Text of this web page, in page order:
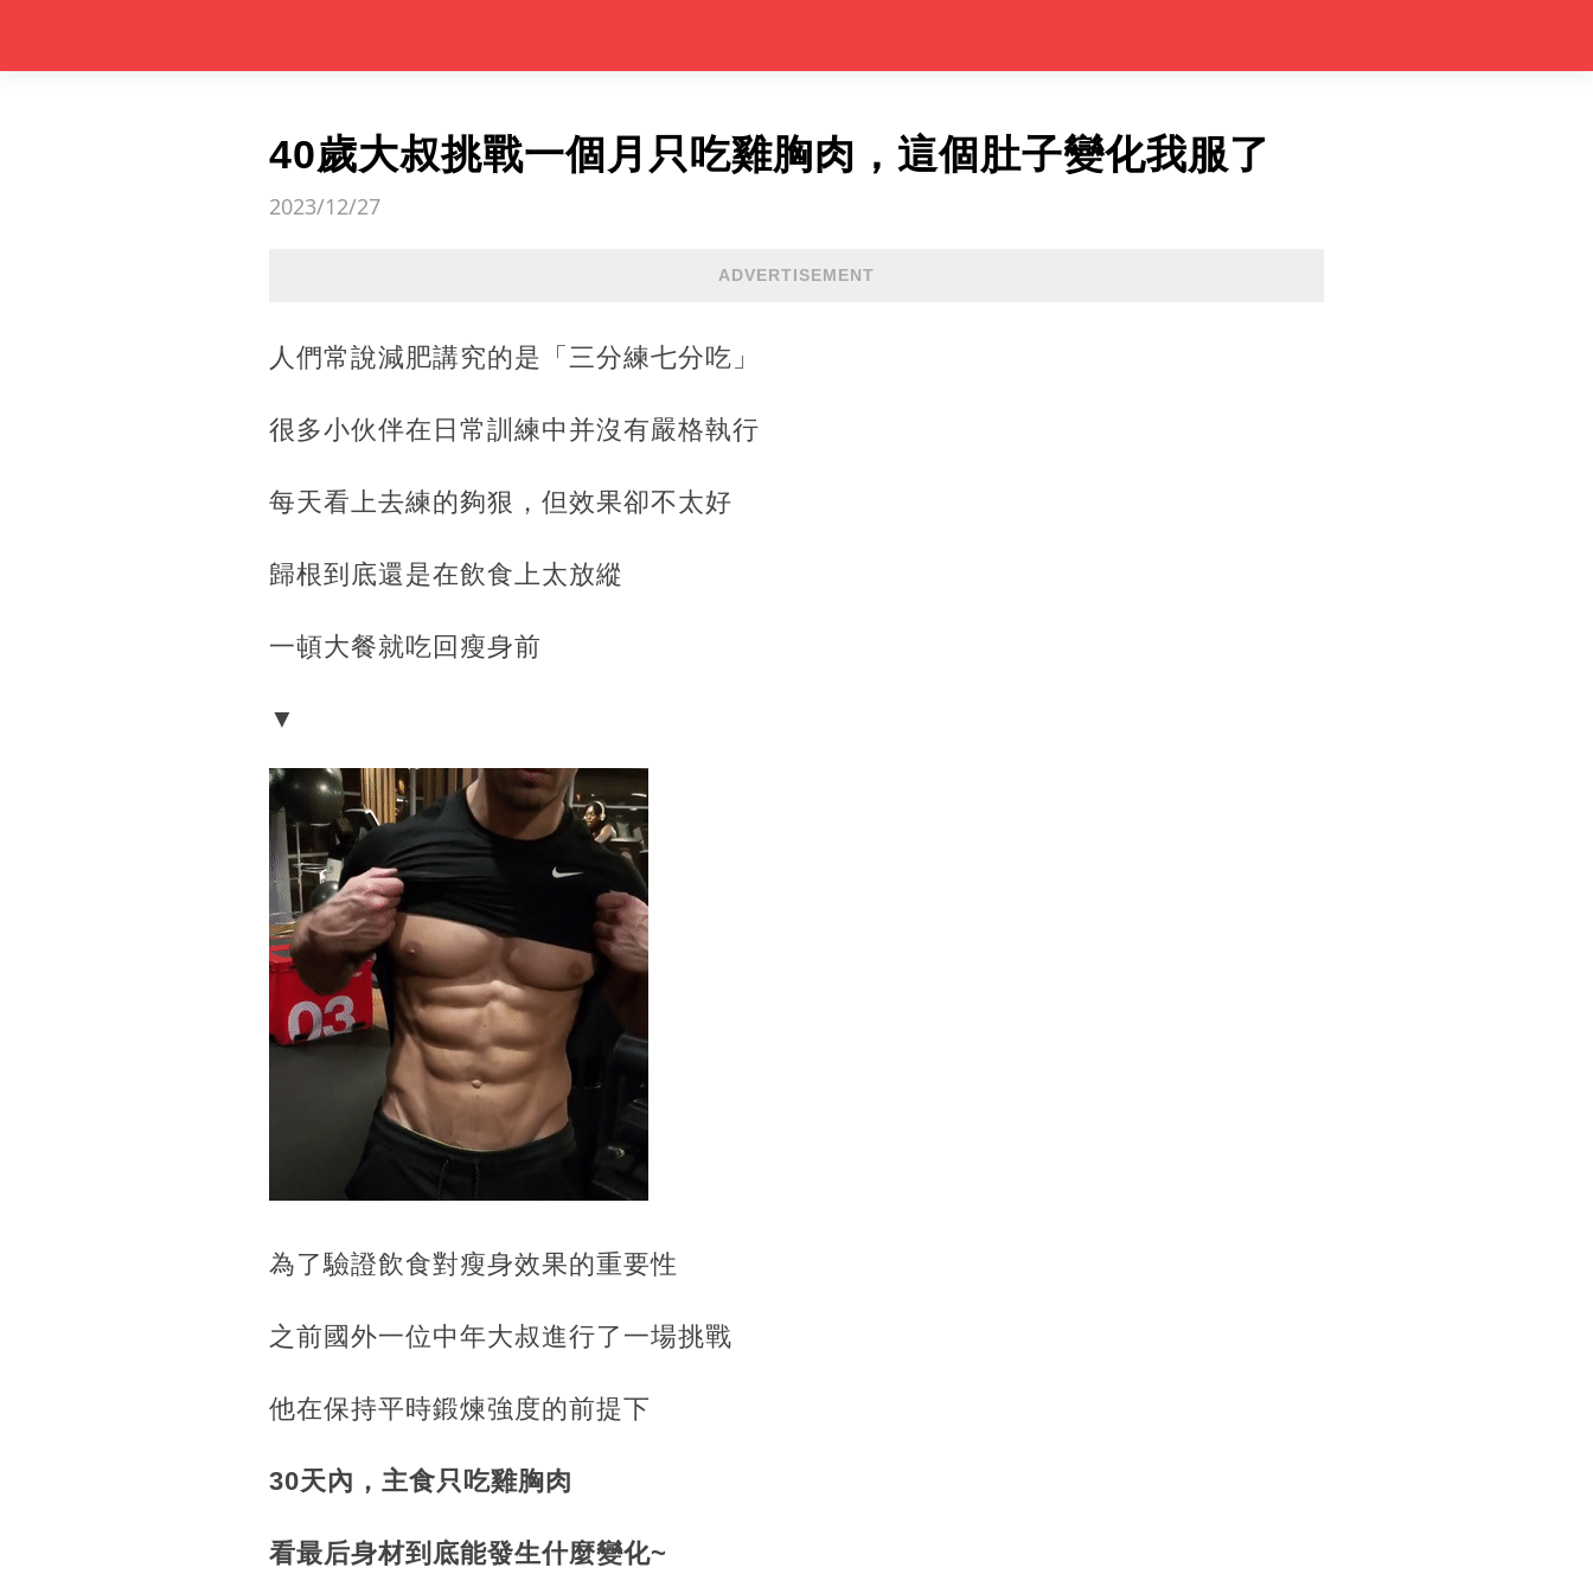
40歲大叔挑戰一個月只吃雞胸肉，這個肚子變化我服了
2023/12/27
ADVERTISEMENT
人們常說減肥講究的是「三分練七分吃」
很多小伙伴在日常訓練中并沒有嚴格執行
每天看上去練的夠狠，但效果卻不太好
歸根到底還是在飲食上太放縱
一頓大餐就吃回瘦身前
▼
為了驗證飲食對瘦身效果的重要性
之前國外一位中年大叔進行了一場挑戰
他在保持平時鍛煉強度的前提下
30天內，主食只吃雞胸肉
看最后身材到底能發生什麼變化~